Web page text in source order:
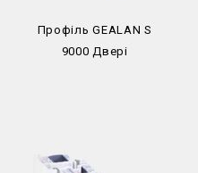
Профіль GEALAN S
9000 Двері